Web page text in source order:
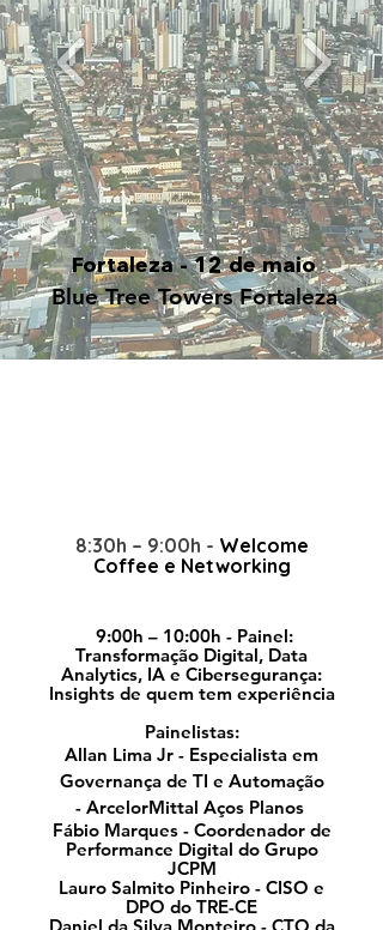
Fortaleza - 12 de maio
Blue Tree Towers Fortaleza
8:30h – 9:00h - Welcome
Coffee e Networking
9:00h – 10:00h - Painel:
Transformação Digital, Data
Analytics, IA e Cibersegurança:
Insights de quem tem experiência
Painelistas:​
Allan Lima Jr - Especialista em
Governança de TI e Automação
- ArcelorMittal Aços Planos
Fábio Marques - Coordenador de
Performance Digital do Grupo
JCPM
Lauro Salmito Pinheiro - CISO e
DPO do TRE-CE